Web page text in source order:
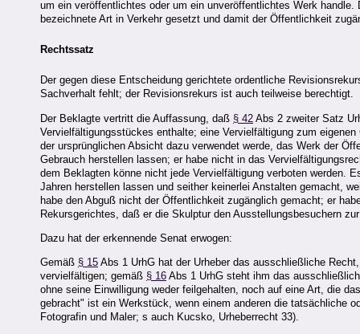
um ein veröffentlichtes oder um ein unveröffentlichtes Werk
bezeichnete Art in Verkehr gesetzt und damit der Öffentlichkeit
Rechtssatz
Der gegen diese Entscheidung gerichtete ordentliche
Sachverhalt fehlt; der Revisionsrekurs ist auch teilweise berechtigt.
Der Beklagte vertritt die Auffassung, daß § 42 Abs 2 zweiter Satz
Vervielfältigungsstückes enthalte; eine Vervielfältigung zum
der ursprünglichen Absicht dazu verwendet werde, das Werk der
Gebrauch herstellen lassen; er habe nicht in das
dem Beklagten könne nicht jede Vervielfältigung verboten werden.
Jahren herstellen lassen und seither keinerlei Anstalten gemacht,
habe den Abguß nicht der Öffentlichkeit zugänglich gemacht; er
Rekursgerichtes, daß er die Skulptur den Ausstellungsbesuchern
Dazu hat der erkennende Senat erwogen:
Gemäß § 15 Abs 1 UrhG hat der Urheber das ausschließliche
vervielfältigen; gemäß § 16 Abs 1 UrhG steht ihm das
ohne seine Einwilligung weder feilgehalten, noch auf eine Art, die
gebracht" ist ein Werkstück, wenn einem anderen die tatsächliche
Fotografin und Maler; s auch Kucsko, Urheberrecht 33).